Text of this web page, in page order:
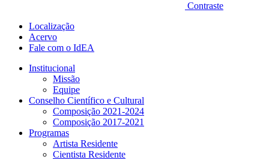
Contraste
Localização
Acervo
Fale com o IdEA
Institucional
Missão
Equipe
Conselho Científico e Cultural
Composição 2021-2024
Composição 2017-2021
Programas
Artista Residente
Cientista Residente